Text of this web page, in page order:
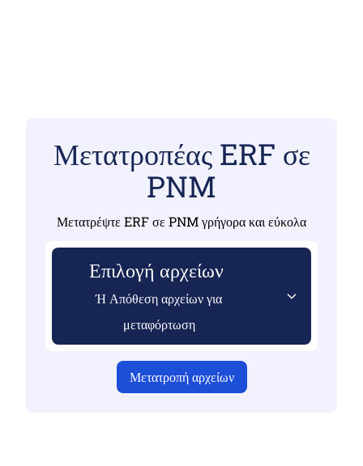
Μετατροπέας ERF σε
PNM
Μετατρέψτε ERF σε PNM γρήγορα και εύκολα
Επιλογή αρχείων
Ή Απόθεση αρχείων για
μεταφόρτωση
Μετατροπή αρχείων